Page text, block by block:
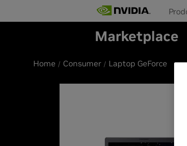
Marketplace
Home Consumer Laptop GeForce